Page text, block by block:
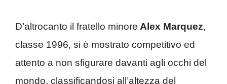
D’altrocanto il fratello minore Alex Marquez,
classe 1996, si è mostrato competitivo ed
attento a non sfigurare davanti agli occhi del
mondo, classificandosi all’altezza del